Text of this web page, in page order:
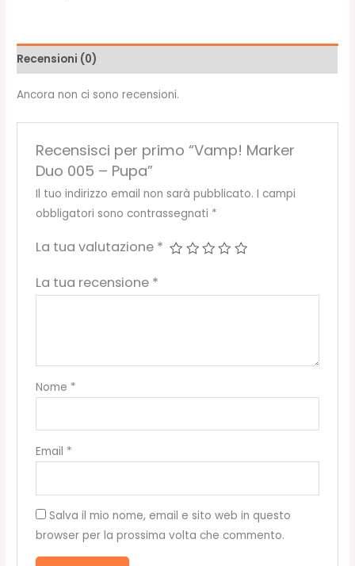
Recensioni (0)
Ancora non ci sono recensioni.
Recensisci per primo “Vamp! Marker
Duo 005 – Pupa”
Il tuo indirizzo email non sarà pubblicato. I campi
obbligatori sono contrassegnati *
La tua valutazione *
La tua recensione *
Nome *
Email *
Salva il mio nome, email e sito web in questo
browser per la prossima volta che commento.